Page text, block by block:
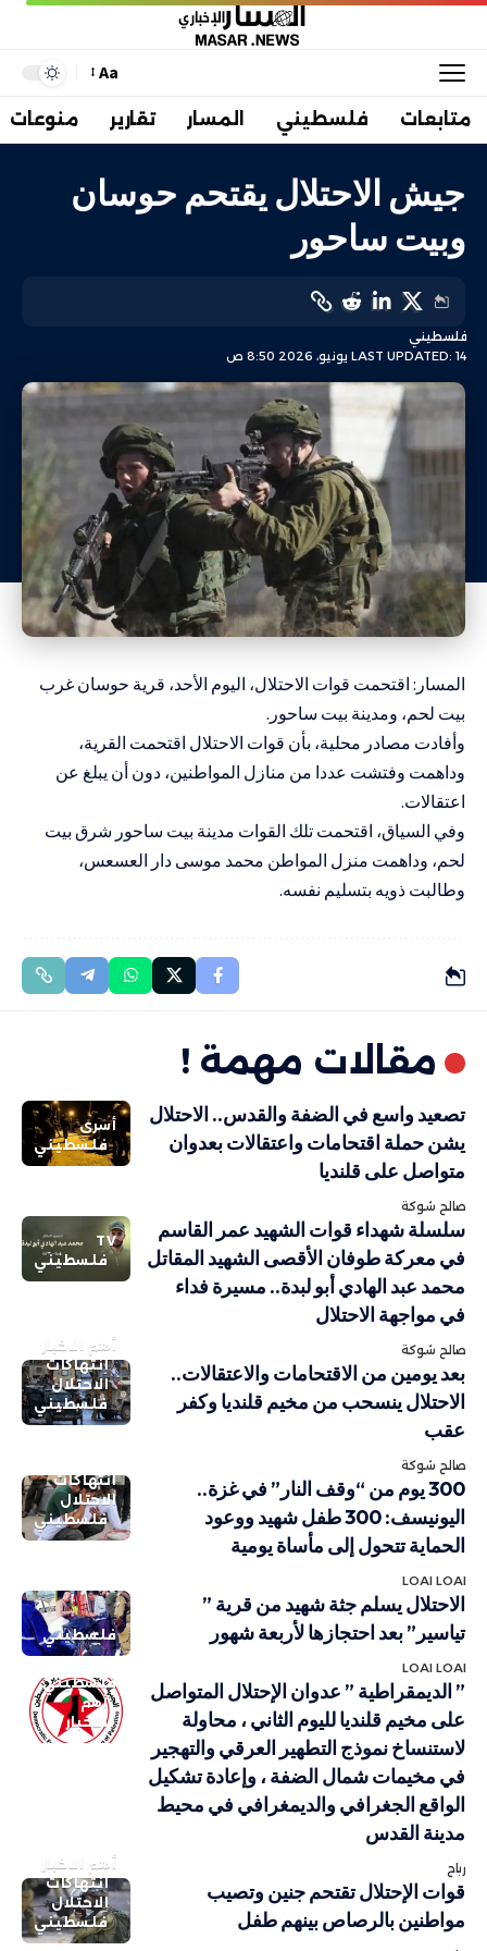
Aa
متابعات فلسطيني المسار تقارير منوعات
جيش الاحتلال يقتحم حوسان
وبيت ساحور
LAST UPDATED: 14 يونيو، 2026 8:50 ص
فلسطيني
المسار: اقتحمت قوات الاحتلال، اليوم الأحد، قرية حوسان غرب
بيت لحم، ومدينة بيت ساحور.
وأفادت مصادر محلية، بأن قوات الاحتلال اقتحمت القرية،
وداهمت وفتشت عددا من منازل المواطنين، دون أن يبلغ عن
اعتقالات.
وفي السياق، اقتحمت تلك القوات مدينة بيت ساحور شرق بيت
لحم، وداهمت منزل المواطن محمد موسى دار العسعس،
وطالبت ذويه بتسليم نفسه.
مقالات مهمة !
أسرى
فلسطيني
تصعيد واسع في الضفة والقدس.. الاحتلال
يشن حملة اقتحامات واعتقالات بعدوان
متواصل على قلنديا
صالح شوكة
TV
فلسطيني
سلسلة شهداء قوات الشهيد عمر القاسم
في معركة طوفان الأقصى الشهيد المقاتل
محمد عبد الهادي أبو لبدة.. مسيرة فداء
في مواجهة الاحتلال
صالح شوكة
أهم الاخبار
انتهاكات
الاحتلال
فلسطيني
بعد يومين من الاقتحامات والاعتقالات..
الاحتلال ينسحب من مخيم قلنديا وكفر
عقب
صالح شوكة
انتهاكات
الاحتلال
فلسطيني
300 يوم من “وقف النار” في غزة..
اليونيسف: 300 طفل شهيد ووعود
الحماية تتحول إلى مأساة يومية
LOAI LOAI
فلسطيني
الاحتلال يسلم جثة شهيد من قرية ”
تياسير” بعد احتجازها لأربعة شهور
LOAI LOAI
فلسطيني
أهم
الاخبار
” الديمقراطية ” عدوان الإحتلال المتواصل
على مخيم قلنديا لليوم الثاني ، محاولة
لاستنساخ نموذج التطهير العرقي والتهجير
في مخيمات شمال الضفة ، وإعادة تشكيل
الواقع الجغرافي والديمغرافي في محيط
مدينة القدس
رباح
أهم الاخبار
انتهاكات
الاحتلال
فلسطيني
قوات الإحتلال تقتحم جنين وتصيب
مواطنين بالرصاص بينهم طفل